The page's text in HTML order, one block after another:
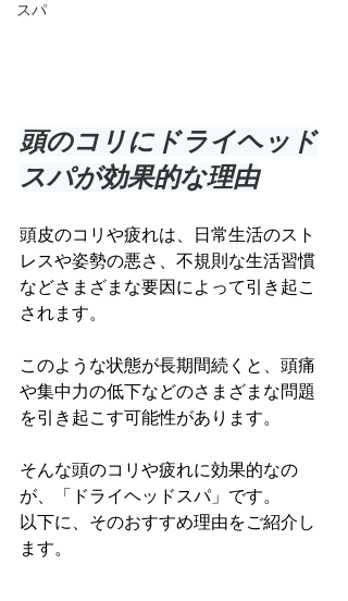
スパ
頭のコリにドライヘッド
スパが効果的な理由
頭皮のコリや疲れは、日常生活のスト
レスや姿勢の悪さ、不規則な生活習慣
などさまざまな要因によって引き起こ
されます。
このような状態が長期間続くと、頭痛
や集中力の低下などのさまざまな問題
を引き起こす可能性があります。
そんな頭のコリや疲れに効果的なの
が、「ドライヘッドスパ」です。
以下に、そのおすすめ理由をご紹介し
ます。